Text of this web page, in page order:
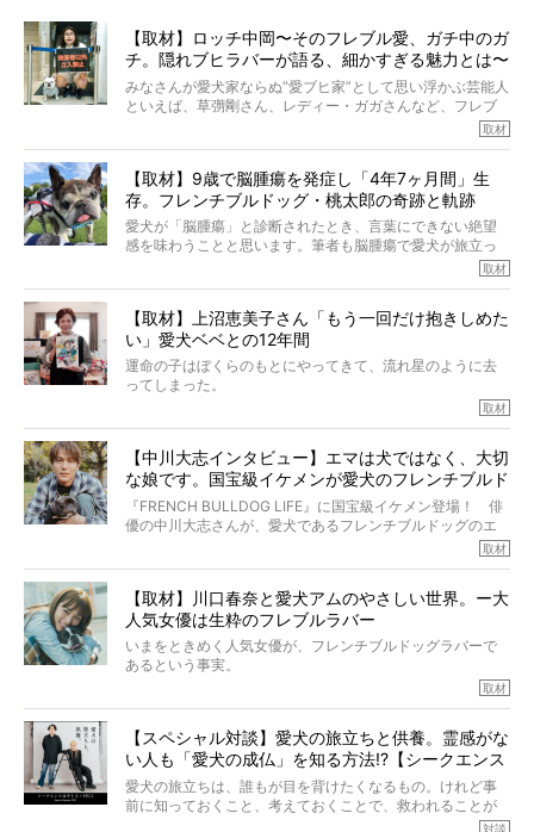
【取材】ロッチ中岡〜そのフレブル愛、ガチ中のガ
チ。隠れブヒラバーが語る、細かすぎる魅力とは〜
【前編】
みなさんが愛犬家ならぬ“愛ブヒ家”として思い浮かぶ芸能人
といえば、草彅剛さん、レディー・ガガさんなど、フレブ
ルを飼っている方が多いと思います。が、ロッチ中岡さん
んのインスタグラムを覗くと、たくさんのフレブルアカウ
ントがフォローされていて、わが『FRENCH BULLDOG
LIFE』モデルのnicoやトーラスも、その中の一頭。
そんな中岡さんに、フレブルの魅力を語っていただきまし
た。そのブヒ愛っぷりは、思ってた以上！ ガチ中のガチ
取材
【取材】9歳で脳腫瘍を発症し「4年7ヶ月間」生
存。フレンチブルドッグ・桃太郎の奇跡と軌跡
愛犬が「脳腫瘍」と診断されたとき、言葉にできない絶望
感を味わうことと思います。筆者も脳腫瘍で愛犬が旅立っ
たひとり。だからこそ、どれほど厄介で困難な病気かを理
ところが、フレンチブルドッグの桃太郎は9歳で脳腫瘍を発
症し、なんと4年7ヶ月間も生き抜いたのです。旅立ったと
きの年齢は13歳と11ヶ月、レジェンド級のレジェンドでし
た。さらには、治療後3年間は一度も発作が起きなかったと
いいます。
この事実はフレンチブルドッグだけでなく、脳腫瘍と闘う
太郎のオーナーである佐藤さんご夫婦に、治療の選択やケ
アについて詳しくお話しをうかがいました。
取材
【取材】上沼恵美子さん「もう一回だけ抱きしめた
い」愛犬ベベとの12年間
運命の子はぼくらのもとにやってきて、流れ星のように去
ってしまった。
り添いたいと思う。
その悲しみをいますぐ解消することはできないが、話をき
いて、泣いたり笑ったりするのもいいだろう。
こんな子だった、こんなにいい子だった、ほんとうに愛し
ていたと。
ぼくらは上沼恵美子さんのご自宅へ伺って、お話をきこう
と思った。
取材
【中川大志インタビュー】エマは犬ではなく、大切
な娘です。国宝級イケメンが愛犬のフレンチブルド
ッグと一緒に登場
『FRENCH BULLDOG LIFE』に国宝級イケメン登場！ 俳
優の中川大志さんが、愛犬であるフレンチブルドッグのエ
マちゃん（2歳の女の子）にメロメロとの情報を聞きつけ、
カエピソードが次から次へと飛び出しました。
取材
【取材】川口春奈と愛犬アムのやさしい世界。ー大
人気女優は生粋のフレブルラバー
いまをときめく人気女優が、フレンチブルドッグラバーで
あるという事実。
とりを目の当たりにするほどに、そのフレンチブルドッグ
愛がわたしたちのそれとまったく同じであることに、なん
だかうれしくなってしまったのでした。
春奈さんとアムちゃんのすてきな暮らしを、BUHI編集長の
小西がいつくしみながら、切り取らせていただきます。
取材
【スペシャル対談】愛犬の旅立ちと供養。霊感がな
い人も「愛犬の成仏」を知る方法!?【シークエンス
はやとも×PELI】
愛犬の旅立ちは、誰もが目を背けたくなるもの。けれど事
前に知っておくこと、考えておくことで、救われることが
対談